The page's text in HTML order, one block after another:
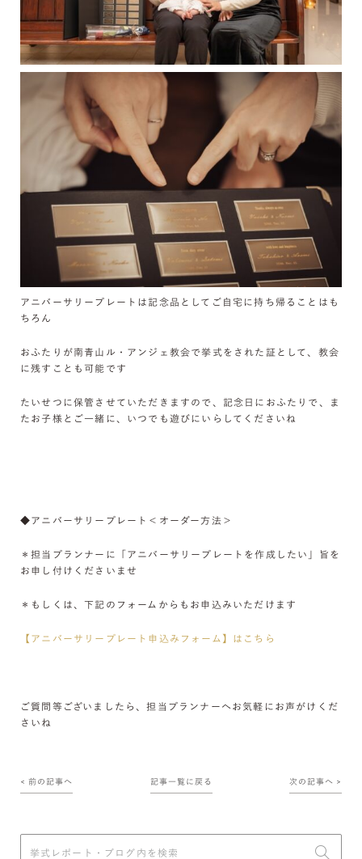
アニバーサリープレートは記念品としてご自宅に持ち帰ることはも
ちろん
おふたりが南青山ル・アンジェ教会で挙式をされた証として、教会
に残すことも可能です
たいせつに保管させていただきますので、記念日におふたりで、ま
たお子様とご一緒に、いつでも遊びにいらしてくださいね
◆アニバーサリープレート＜オーダー方法＞
＊担当プランナーに「アニバーサリープレートを作成したい」旨を
お申し付けくださいませ
＊もしくは、下記のフォームからもお申込みいただけます
【アニバーサリープレート申込みフォーム】はこちら
ご質問等ございましたら、担当プランナーへお気軽にお声がけくだ
さいね
< 前の記事へ 記事一覧に戻る 次の記事へ >